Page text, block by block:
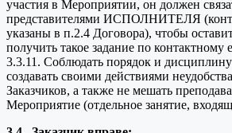
участия в Мероприятии, он должен
представителями ИСПОЛНИТЕЛЯ
указаны в п.2.4 Договора), чтобы
получить такое задание по контактному
3.3.11. Соблюдать порядок и
создавать своими действиями
Заказчиков, а также не мешать
Мероприятие (отдельное занятие,